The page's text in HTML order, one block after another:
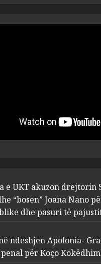
“bosen” Joana
abuzim me
pasuri të
Apolonia-
procedim
Kokëdhimën
MARCH 27, 2025
FOTO/
e UKT akuzon drejtorin
“bosen” Joana Nano
dhe pasuri të
ndeshjen Apolonia-
për Koço